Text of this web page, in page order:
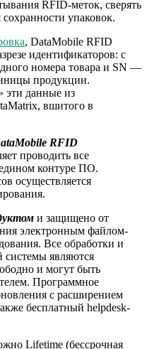
RFID-меток, сверять
упаковок.
, DataMobile RFID
идентификаторов: с
номера товара и SN —
продукции.
эти данные из
вшитого в
RFID
проводить все
контуре ПО.
осуществляется
и защищено от
электронным файлом-
Все обработки и
системы являются
и могут быть
Программное
с расширением
бесплатный helpdesk-
Lifetime (бессрочная